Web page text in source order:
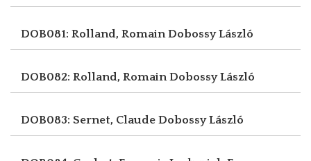
DOB081: Rolland, RomainDobossy László
DOB082: Rolland, RomainDobossy László
DOB083: Sernet, Claude Dobossy László